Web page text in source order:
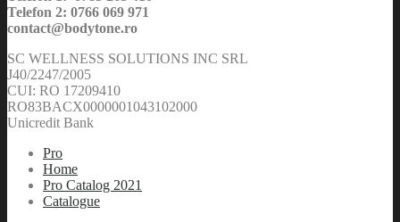
Telefon 2: 0766 069 971
contact@bodytone.ro
SC WELLNESS SOLUTIONS INC SRL
J40/2247/2005
CUI: RO 17209410
RO83BACX0000001043102000
Unicredit Bank
Pro
Home
Pro Catalog 2021
Catalogue